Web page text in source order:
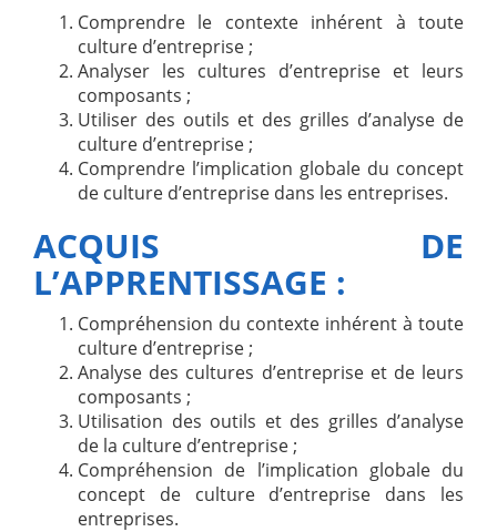
Comprendre le contexte inhérent à toute
culture d’entreprise ;
Analyser les cultures d’entreprise et leurs
composants ;
Utiliser des outils et des grilles d’analyse de
culture d’entreprise ;
Comprendre l’implication globale du concept
de culture d’entreprise dans les entreprises.
ACQUIS DE
L’APPRENTISSAGE :
Compréhension du contexte inhérent à toute
culture d’entreprise ;
Analyse des cultures d’entreprise et de leurs
composants ;
Utilisation des outils et des grilles d’analyse
de la culture d’entreprise ;
Compréhension de l’implication globale du
concept de culture d’entreprise dans les
entreprises.